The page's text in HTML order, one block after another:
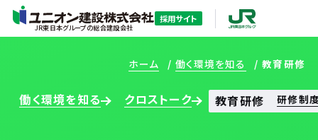
JR東日本グループの総合建設会社
採用サイト
ホーム 働く環境を知る 教育研修
働く環境を知る クロストーク 教育研修 研修制